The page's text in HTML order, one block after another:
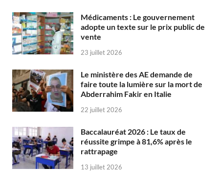
Médicaments : Le gouvernement
adopte un texte sur le prix public de
vente
23 juillet 2026
Le ministère des AE demande de
faire toute la lumière sur la mort de
Abderrahim Fakir en Italie
22 juillet 2026
Baccalauréat 2026 : Le taux de
réussite grimpe à 81,6% après le
rattrapage
13 juillet 2026